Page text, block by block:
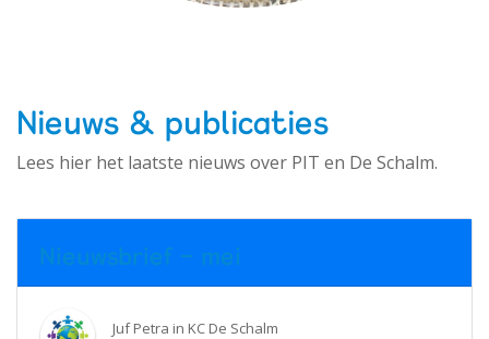
Nieuws & publicaties
Lees hier het laatste nieuws over PIT en De Schalm.
Nieuwsbrief - mei
Juf Petra in KC De Schalm